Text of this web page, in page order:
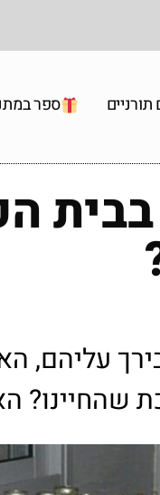
ספר
עליהם,
שהחיינו?